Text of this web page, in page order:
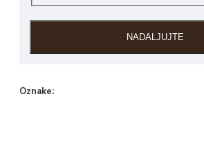
NADALJUJTE
Oznake: